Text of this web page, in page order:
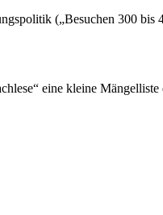
(„Besuchen 300 bis
eine kleine